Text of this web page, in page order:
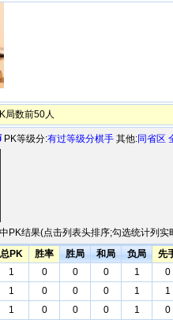
局数前50人
PK等级分:有过等级分棋手 其他:同省区
PK结果(点击列表头排序;勾选统计列
总PK 胜率 胜局 和局 负局
先
1 0 0 0 1
0
1 0 0 0 1
1
1 0 0 0 1
0